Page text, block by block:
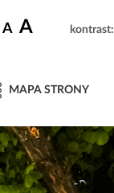
A A kontrast:
MAPA STRONY